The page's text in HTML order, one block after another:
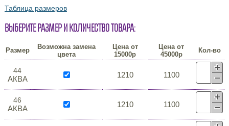
Таблица размеров
Выберите размер и количество товара:
Размер
Возможна замена
цвета
Цена от
15000р
Цена от
45000р
Кол-во
44
АКВА 1210 1100
46
АКВА 1210 1100